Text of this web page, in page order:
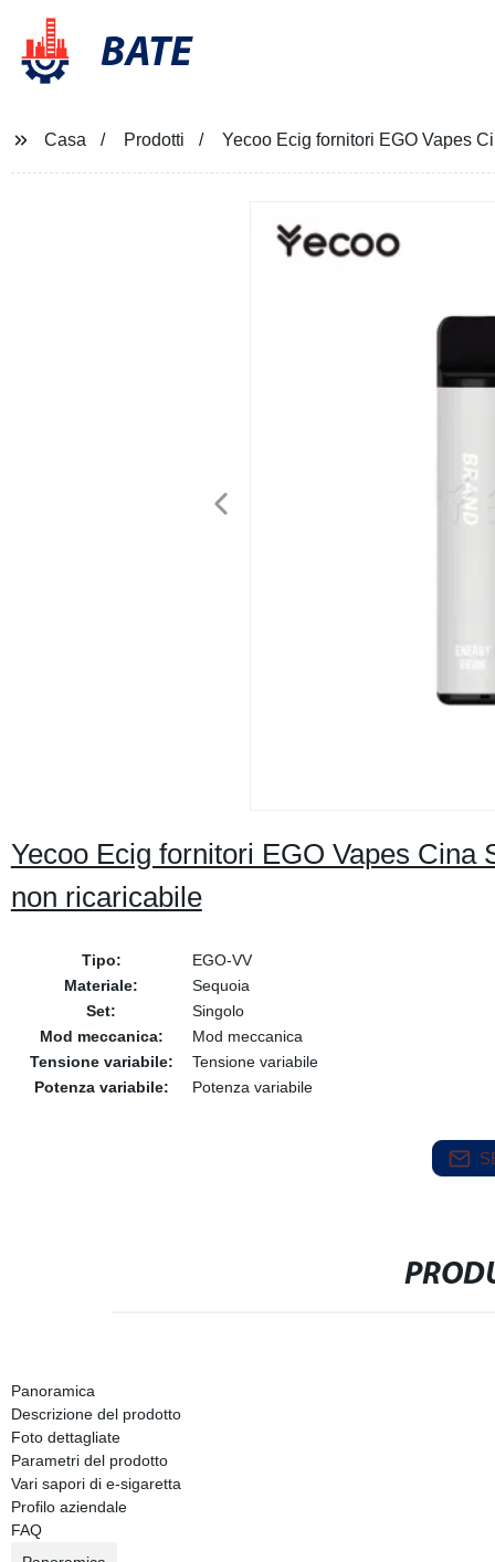
BATE
Casa Prodotti Yecoo Ecig fornitori EGO Vapes
Yecoo Ecig fornitori EGO Vapes Cina
non ricaricabile
Tipo:
EGO-VV
Materiale:
Sequoia
Set:
Singolo
Mod meccanica:
Mod meccanica
Tensione variabile:
Tensione variabile
Potenza variabile:
Potenza variabile
Panoramica
Descrizione del prodotto
Foto dettagliate
Parametri del prodotto
Vari sapori di e-sigaretta
Profilo aziendale
FAQ